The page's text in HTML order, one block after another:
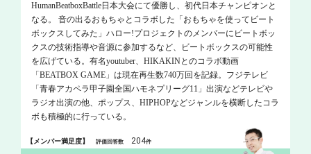
HumanBeatboxBattle日本大会にて優勝し、初代日本チャンピオンと
なる。 音の出るおもちゃとコラボした「おもちゃを使ってビート
ボックスしてみた」ハロー!プロジェクトのメンバーにビートボッ
クスの技術指導や音源に参加するなど、ビートボックスの可能性
を広げている。有名youtuber、HIKAKINとのコラボ動画
「BEATBOX GAME」は現在再生数740万回を記録。フジテレビ
「青春アカペラ甲子園全国ハモネプリーグ11」出演などテレビや
ラジオ出演の他、ポップス、HIPHOPなどジャンルを横断したコラ
ボも積極的に行っている。
【メンバー満足度】評価回答数 204件